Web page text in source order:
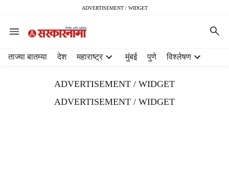
ADVERTISEMENT / WIDGET
ताज्या बातम्या देश महाराष्ट्र मुंबई पुणे विश्लेषण
ADVERTISEMENT / WIDGET
ADVERTISEMENT / WIDGET